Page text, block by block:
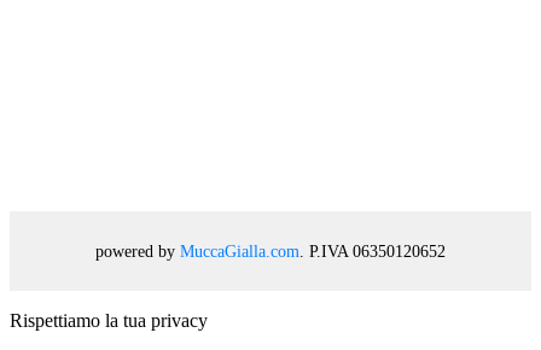
powered by MuccaGialla.com . P.IVA 06350120652
Rispettiamo la tua privacy